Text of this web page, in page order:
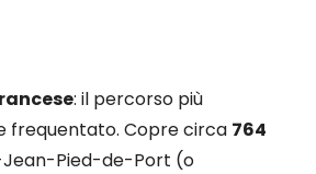
: il percorso più
frequentato. Copre circa 764
Pied-de-Port (o